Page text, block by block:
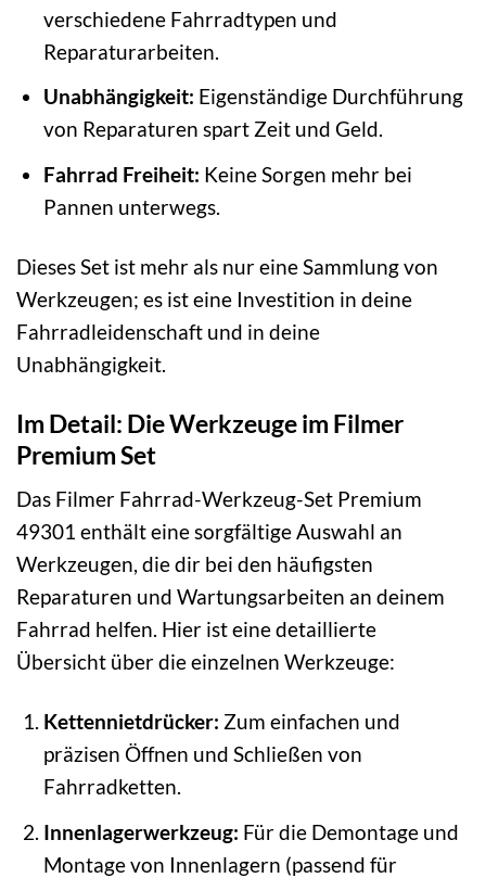
verschiedene Fahrradtypen und
Reparaturarbeiten.
Unabhängigkeit: Eigenständige Durchführung
von Reparaturen spart Zeit und Geld.
Fahrrad Freiheit: Keine Sorgen mehr bei
Pannen unterwegs.
Dieses Set ist mehr als nur eine Sammlung von
Werkzeugen; es ist eine Investition in deine
Fahrradleidenschaft und in deine
Unabhängigkeit.
Im Detail: Die Werkzeuge im Filmer
Premium Set
Das Filmer Fahrrad-Werkzeug-Set Premium
49301 enthält eine sorgfältige Auswahl an
Werkzeugen, die dir bei den häufigsten
Reparaturen und Wartungsarbeiten an deinem
Fahrrad helfen. Hier ist eine detaillierte
Übersicht über die einzelnen Werkzeuge:
Kettennietdrücker: Zum einfachen und
präzisen Öffnen und Schließen von
Fahrradketten.
Innenlagerwerkzeug: Für die Demontage und
Montage von Innenlagern (passend für